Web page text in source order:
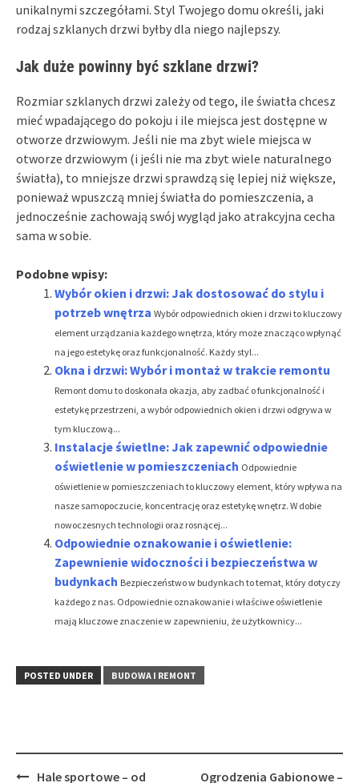
unikalnymi szczegółami. Styl Twojego domu określi, jaki
rodzaj szklanych drzwi byłby dla niego najlepszy.
Jak duże powinny być szklane drzwi?
Rozmiar szklanych drzwi zależy od tego, ile światła chcesz
mieć wpadającego do pokoju i ile miejsca jest dostępne w
otworze drzwiowym. Jeśli nie ma zbyt wiele miejsca w
otworze drzwiowym (i jeśli nie ma zbyt wiele naturalnego
światła), to mniejsze drzwi sprawdzą się lepiej niż większe,
ponieważ wpuszczą mniej światła do pomieszczenia, a
jednocześnie zachowają swój wygląd jako atrakcyjna cecha
sama w sobie.
Podobne wpisy:
Wybór okien i drzwi: Jak dostosować do stylu i
potrzeb wnętrza Wybór odpowiednich okien i drzwi to kluczowy
element urządzania każdego wnętrza, który może znacząco wpłynąć
na jego estetykę oraz funkcjonalność. Każdy styl...
Okna i drzwi: Wybór i montaż w trakcie remontu
Remont domu to doskonała okazja, aby zadbać o funkcjonalność i
estetykę przestrzeni, a wybór odpowiednich okien i drzwi odgrywa w
tym kluczową...
Instalacje świetlne: Jak zapewnić odpowiednie
oświetlenie w pomieszczeniach Odpowiednie
oświetlenie w pomieszczeniach to kluczowy element, który wpływa na
nasze samopoczucie, koncentrację oraz estetykę wnętrz. W dobie
nowoczesnych technologii oraz rosnącej...
Odpowiednie oznakowanie i oświetlenie:
Zapewnienie widoczności i bezpieczeństwa w
budynkach Bezpieczeństwo w budynkach to temat, który dotyczy
każdego z nas. Odpowiednie oznakowanie i właściwe oświetlenie
mają kluczowe znaczenie w zapewnieniu, że użytkownicy...
POSTED UNDER BUDOWA I REMONT
PostHale sportowe – od Ogrodzenia Gabionowe –